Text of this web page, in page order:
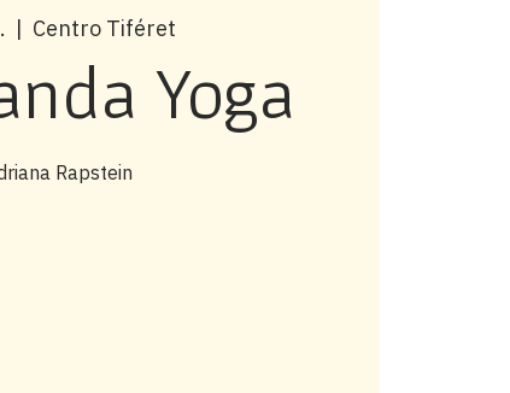
  |
Centro Tiféret
Yoga
Rapstein